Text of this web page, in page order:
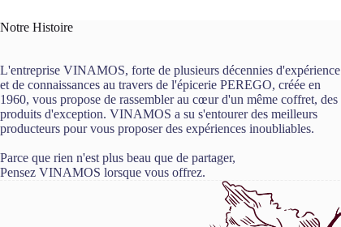
Notre Histoire
L'entreprise VINAMOS, forte de plusieurs décennies d'expérience
et de connaissances au travers de l'épicerie PEREGO, créée en
1960, vous propose de rassembler au cœur d'un même coffret, des
produits d'exception. VINAMOS a su s'entourer des meilleurs
producteurs pour vous proposer des expériences inoubliables.
Parce que rien n'est plus beau que de partager,
Pensez VINAMOS lorsque vous offrez.